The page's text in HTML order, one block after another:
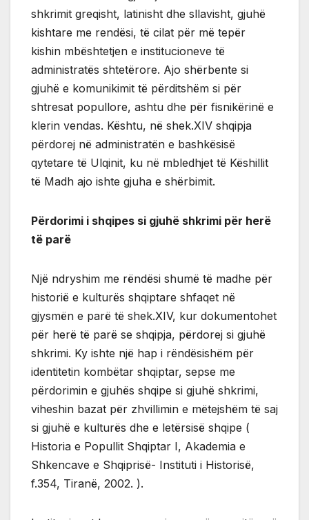
shkrimit greqisht, latinisht dhe sllavisht, gjuhë
kishtare me rendësi, të cilat për më tepër
kishin mbështetjen e institucioneve të
administratës shtetërore. Ajo shërbente si
gjuhë e komunikimit të përditshëm si për
shtresat popullore, ashtu dhe për fisnikërinë e
klerin vendas. Kështu, në shek.XIV shqipja
përdorej në administratën e bashkësisë
qytetare të Ulqinit, ku në mbledhjet të Këshillit
të Madh ajo ishte gjuha e shërbimit.
Përdorimi i shqipes si gjuhë shkrimi për herë
të parë
Një ndryshim me rëndësi shumë të madhe për
historië e kulturës shqiptare shfaqet në
gjysmën e parë të shek.XIV, kur dokumentohet
për herë të parë se shqipja, përdorej si gjuhë
shkrimi. Ky ishte një hap i rëndësishëm për
identitetin kombëtar shqiptar, sepse me
përdorimin e gjuhës shqipe si gjuhë shkrimi,
viheshin bazat për zhvillimin e mëtejshëm të saj
si gjuhë e kulturës dhe e letërsisë shqipe (
Historia e Popullit Shqiptar I, Akademia e
Shkencave e Shqiprisë- Instituti i Historisë,
f.354, Tiranë, 2002. ).